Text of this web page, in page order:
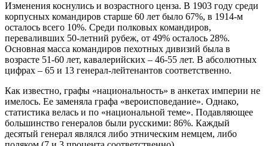
Изменения коснулись и возрастного ценза. В 1903 году среди
корпусных командиров старше 60 лет было 67%, в 1914-м
осталось всего 10%. Среди полковых командиров,
переваливших 50-летний рубеж, от 49% осталось 28%.
Основная масса командиров пехотных дивизий была в
возрасте 51-60 лет, кавалерийских – 46-55 лет. В абсолютных
цифрах – 65 и 13 генерал-лейтенантов соответственно.
Как известно, графы «национальность» в анкетах империи не
имелось. Ее заменяла графа «вероисповедание». Однако,
статистика велась и по «национальной теме». Подавляющее
большинство генералов были русскими: 86%. Каждый
десятый генерал являлся либо этническим немцем, либо